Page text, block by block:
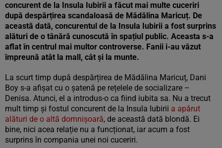
concurent de la Insula Iubirii a făcut mai multe cuceriri
după despărțirea scandaloasă de Mădălina Maricuț. De
această dată, concurentul de la Insula Iubirii a fost surprins
alături de o tânără cunoscută în spațiul public. Aceasta s-a
aflat în centrul mai multor controverse. Fanii i-au văzut
împreună atât la mall, cât și la munte.
La scurt timp după despărțirea de Mădălina Maricuț, Dani
Boy s-a afișat cu o șatenă pe rețelele de socializare –
Denisa. Atunci, el a introdus-o ca fiind iubita sa. Nu a trecut
mult timp și fostul concurent de la Insula Iubirii a apărut
alături de o altă domnișoară, de această dată blondă. Ei
bine, nici acea relație nu a funcționat, iar acum a fost
surprins în compania unei noi cuceriri.